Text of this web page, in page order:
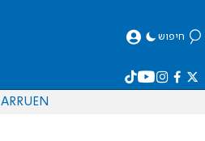
חיפוש
EN
RU
AR